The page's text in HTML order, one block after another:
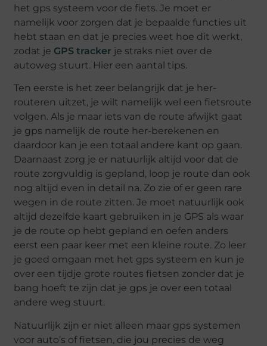
het gps systeem voor de fiets. Je moet er
namelijk voor zorgen dat je bepaalde functies uit
hebt staan en dat je precies weet hoe dit werkt,
zodat je GPS tracker je straks niet over de
autoweg stuurt. Hier een aantal tips.
Ten eerste is het zeer belangrijk dat je her-
routeren uitzet, je wilt namelijk wel een fietsroute
volgen. Als je maar iets van de route afwijkt gaat
je gps namelijk de route her-berekenen en
daardoor kan je een totaal andere kant op gaan.
Daarnaast zorg je er natuurlijk altijd voor dat de
route zorgvuldig is gepland, loop je route dan ook
nog altijd even in detail na. Zo zie of er geen rare
wegen in de route zitten. Je moet natuurlijk ook
altijd dezelfde kaart gebruiken in je GPS als waar
je de route op hebt gepland en oefen anders
eerst een paar keer met een kleine route. Zo leer
je goed omgaan met het gps systeem en kun je
over een tijdje grote routes fietsen zonder dat je
bang hoeft te zijn dat je gps je over een totaal
andere weg stuurt.
Natuurlijk zijn er niet alleen maar gps systemen
voor auto’s of fietsen, die jou precies de weg